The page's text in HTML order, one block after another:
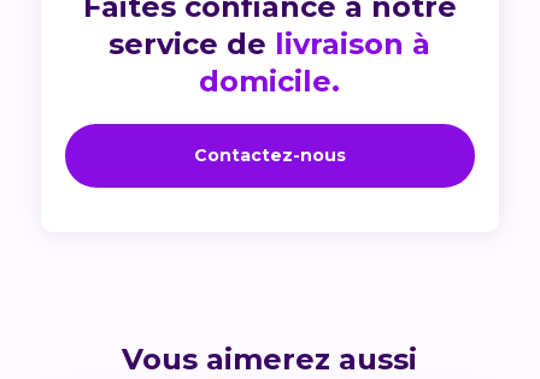
service de livraison à
domicile.
Contactez-nous
Vous aimerez aussi